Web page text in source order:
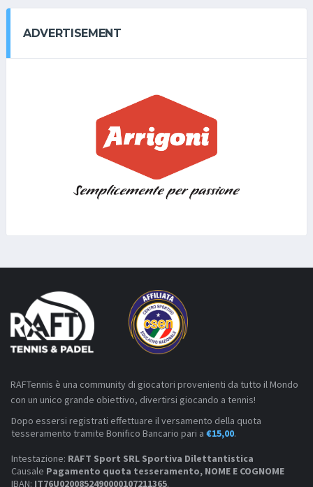
ADVERTISEMENT
RAFTennis è una community di giocatori provenienti da tutto il Mondo
con un unico grande obiettivo, divertirsi giocando a tennis!
Dopo essersi registrati effettuare il versamento della quota
tesseramento tramite Bonifico Bancario pari a €15,00.
Intestazione: RAFT Sport SRL Sportiva Dilettantistica
Causale Pagamento quota tesseramento, NOME E COGNOME
IBAN: IT76U0200852490000107211365.